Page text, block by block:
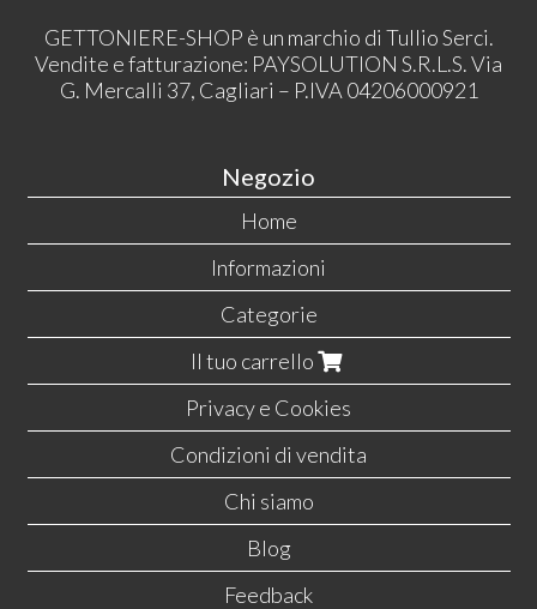
GETTONIERE-SHOP è un marchio di Tullio Serci.
Vendite e fatturazione: PAYSOLUTION S.R.L.S. Via
G. Mercalli 37, Cagliari – P.IVA 04206000921
Negozio
Home
Informazioni
Categorie
Il tuo carrello
Privacy e Cookies
Condizioni di vendita
Chi siamo
Blog
Feedback